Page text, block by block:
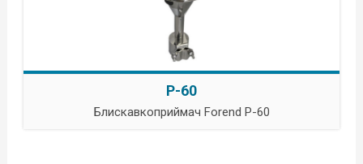
Р-60
Блискавкоприймач Forend P-60